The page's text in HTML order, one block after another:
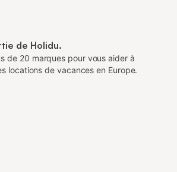
de Holidu.
de 20 marques pour vous aider à
locations de vacances en Europe.